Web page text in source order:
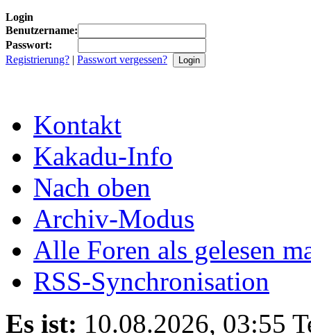
Login
Benutzername:
Passwort:
Registrierung? | Passwort vergessen?
Kontakt
Kakadu-Info
Nach oben
Archiv-Modus
Alle Foren als gelesen
RSS-Synchronisation
Es ist: 10.08.2026, 03:55